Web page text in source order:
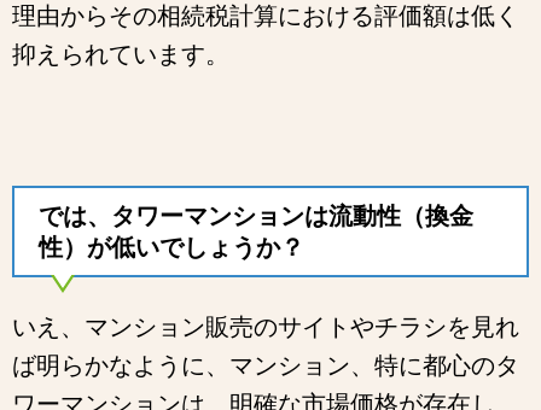
理由からその相続税計算における評価額は低く
抑えられています。
では、タワーマンションは流動性（換金
性）が低いでしょうか？
いえ、マンション販売のサイトやチラシを見れ
ば明らかなように、マンション、特に都心のタ
ワーマンションは、明確な市場価格が存在し、